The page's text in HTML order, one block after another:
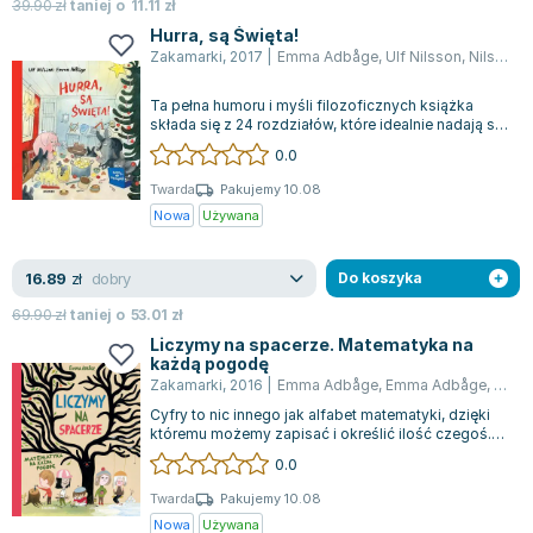
Książki o naukach politycznych dla studentów
Książki do nauk przyrodniczych dla studentów
Książki do nauk społecznych dla studentów
Książki do nauk ścisłych dla studentów
Prawo - książki dla studentów
Technologia żywności - książki
Zarządzanie i marketing - książki
Podręczniki dla nauczycieli - metodyka
Repetytoria, testy i materiały pomocnicze
Bolesław Prus
Clive Cussler
Wanda Chotomska
Józef Ignacy Kraszewski
Clive Staples Lewis
Martyna Wojciechowska
Melissa De la Cruz
Jaś Kapela
Agatha Christie
Witold Gadowski
Jan Pietrzak
Marcin Kowalczyk
Piotr Zychowicz
Joanna Jabłczyńska
Piotr Kościelny
39.90złtaniej o 11.11 zł
Hurra, są Święta!
Zakamarki, 2017 Emma Adbåge, Ulf Nilsson, Nilson Ulf
Ta pełna humoru i myśli filozoficznych książka
składa się z 24 rozdziałów, które idealnie nadają się
na wieczorne czytanie w grudn...
0.0
Twarda
Pakujemy 10.08
Nowa
Używana
16.89 zł dobry
69.90złtaniej o 53.01 zł
Do koszyka
Liczymy na spacerze. Matematyka na
każdą pogodę
Zakamarki, 2016 Emma Adbåge, Emma Adbåge,
Cyfry to nic innego jak alfabet matematyki, dzięki
któremu możemy zapisać i określić ilość czegoś.
Ale jak to robić precyzyjnie? K...
0.0
Twarda
Pakujemy 10.08
Nowa
Używana